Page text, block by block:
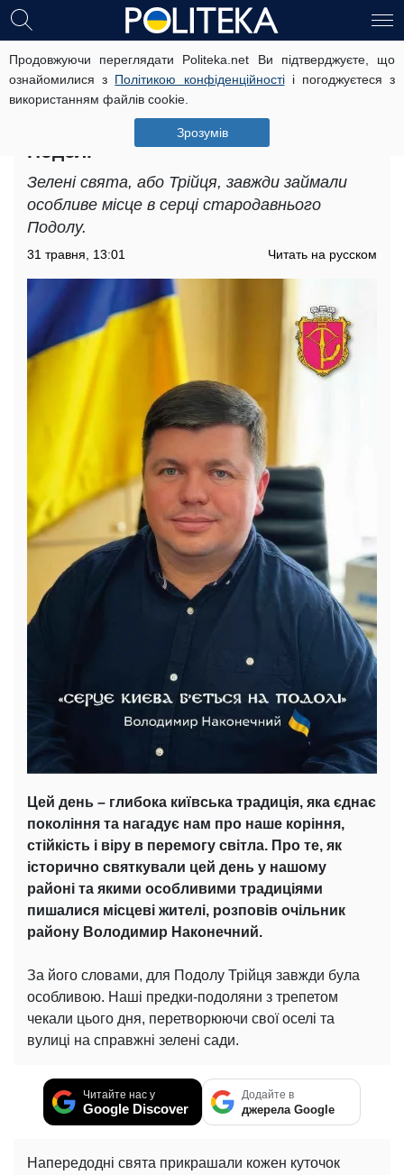
Продовжуючи переглядати Politeka.net Ви підтверджуєте, що
ознайомилися з Політикою конфіденційностіі погоджуєтеся з
використанням файлів cookie.
Зрозумів
Глибока київська традиція: голова
Подільської РДА Володимир
Наконечний розповів про давні
традиції святкування Трійці на
Подолі
Зелені свята, або Трійця, завжди займали
особливе місце в серці стародавнього
Подолу.
31 травня, 13:01 Читать на русском
Цей день – глибока київська традиція, яка єднає
покоління та нагадує нам про наше коріння,
стійкість і віру в перемогу світла. Про те, як
історично святкували цей день у нашому
районі та якими особливими традиціями
пишалися місцеві жителі, розповів очільник
району Володимир Наконечний.
За його словами, для Подолу Трійця завжди була
особливою. Наші предки-подоляни з трепетом
чекали цього дня, перетворюючи свої оселі та
вулиці на справжні зелені сади.
Читайте нас у
Google Discover
Додайте в
джерела Google
Напередодні свята прикрашали кожен куточок